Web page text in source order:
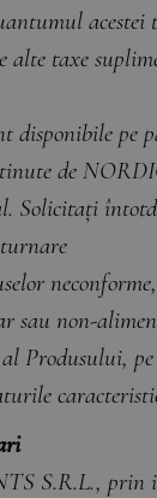
alte taxe
disponibile pe
de
Solicitați
sau non-
Produsului,
S.R.L., prin